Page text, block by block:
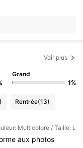
Voir plus
Grand
1%
Rentrée(13)
Multicolore / Taille: L
aux photos